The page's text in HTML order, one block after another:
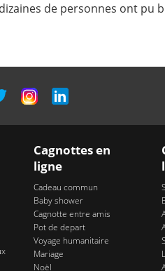
de personnes ont pu
Cagnottes en
ligne
Cadeau commun
Baby shower
Cagnotte entre amis
Pot de depart
Voyage humanitaire
Mariage
Noël